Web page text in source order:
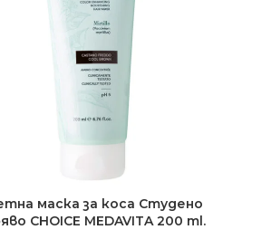
маска за коса Студено
CHOICE MEDAVITA 200 ml.